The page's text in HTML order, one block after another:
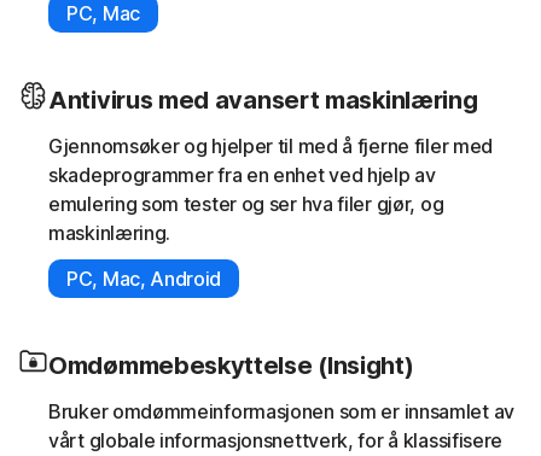
PC, Mac
Antivirus med avansert maskinlæring
Gjennomsøker og hjelper til med å fjerne filer med
skadeprogrammer fra en enhet ved hjelp av
emulering som tester og ser hva filer gjør, og
maskinlæring.
PC, Mac, Android
Omdømmebeskyttelse (Insight)
Bruker omdømmeinformasjonen som er innsamlet av
vårt globale informasjonsnettverk, for å klassifisere